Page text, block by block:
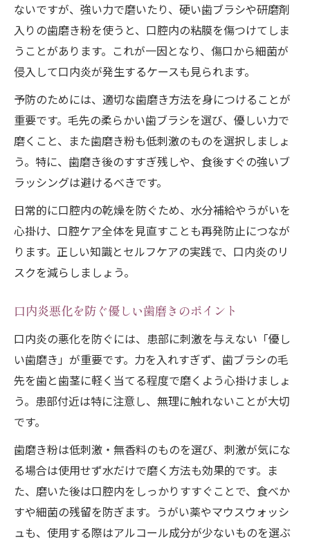
ないですが、強い力で磨いたり、硬い歯ブラシや研磨剤
入りの歯磨き粉を使うと、口腔内の粘膜を傷つけてしま
うことがあります。これが一因となり、傷口から細菌が
侵入して口内炎が発生するケースも見られます。
予防のためには、適切な歯磨き方法を身につけることが
重要です。毛先の柔らかい歯ブラシを選び、優しい力で
磨くこと、また歯磨き粉も低刺激のものを選択しましょ
う。特に、歯磨き後のすすぎ残しや、食後すぐの強いブ
ラッシングは避けるべきです。
日常的に口腔内の乾燥を防ぐため、水分補給やうがいを
心掛け、口腔ケア全体を見直すことも再発防止につなが
ります。正しい知識とセルフケアの実践で、口内炎のリ
スクを減らしましょう。
口内炎悪化を防ぐ優しい歯磨きのポイント
口内炎の悪化を防ぐには、患部に刺激を与えない「優し
い歯磨き」が重要です。力を入れすぎず、歯ブラシの毛
先を歯と歯茎に軽く当てる程度で磨くよう心掛けましょ
う。患部付近は特に注意し、無理に触れないことが大切
です。
歯磨き粉は低刺激・無香料のものを選び、刺激が気にな
る場合は使用せず水だけで磨く方法も効果的です。ま
た、磨いた後は口腔内をしっかりすすぐことで、食べか
すや細菌の残留を防ぎます。うがい薬やマウスウォッシ
ュも、使用する際はアルコール成分が少ないものを選ぶ